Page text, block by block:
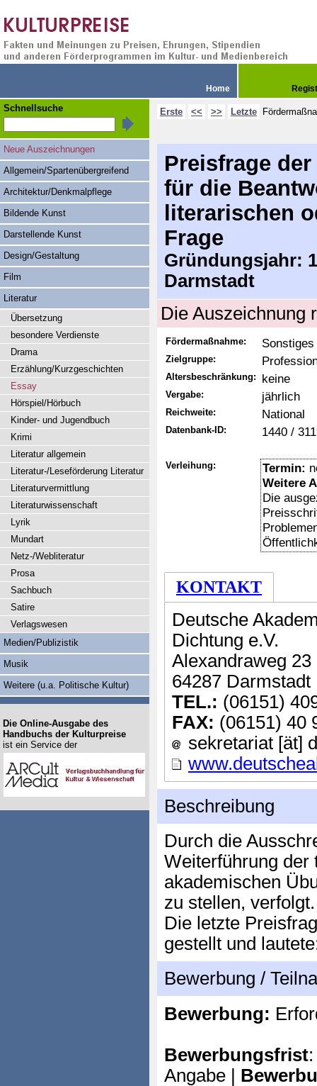
Home
Erste << >> Letzte
Preisfrage
für die
literarischen
Frage
Gründungsjahr:
Darmstadt
Die Auszeichnung
Fördermaßnahme: Sonstiges
Zielgruppe:
Altersbeschränkung: keine
Vergabe: jährlich
Reichweite: National
Datenbank-ID: 1440 /
Verleihung: Termin:
Weitere
Die
KONTAKT
Deutsche
Dichtung e.V.
Alexandraweg 23
64287 Darmstadt
TEL.: (06151)
FAX: (06151) 40
sekretariat [ät]
Beschreibung
Durch die
Weiterführung der
akademischen
zu stellen, verfolgt.
Die letzte
gestellt und
Bewerbung /
Bewerbung:
Bewerbungsfrist
Angabe |
Schnellsuche
Neue Auszeichnungen
Allgemein/Spartenübergreifend
Architektur/Denkmalpflege
Bildende Kunst
Darstellende Kunst
Design/Gestaltung
Film
Literatur
Übersetzung
besondere Verdienste
Drama
Erzählung/Kurzgeschichten
Essay
Hörspiel/Hörbuch
Kinder- und Jugendbuch
Krimi
Literatur allgemein
Literatur-/Leseförderung Literatur
Literaturvermittlung
Literaturwissenschaft
Lyrik
Mundart
Netz-/Webliteratur
Prosa
Sachbuch
Satire
Verlagswesen
Medien/Publizistik
Musik
Weitere (u.a. Politische Kultur)
Die Online-Ausgabe des
Handbuchs der Kulturpreise
ist ein Service der